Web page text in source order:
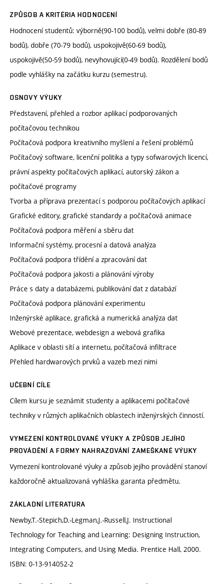
ZPŮSOB A KRITÉRIA HODNOCENÍ
Hodnocení studentů: výborně(90-100 bodů), velmi dobře (80-89
bodů), dobře (70-79 bodů), uspokojivě(60-69 bodů),
uspokojivě(50-59 bodů), nevyhovující(0-49 bodů). Rozdělení bodů
podle vyhlášky na začátku kurzu (semestru).
OSNOVY VÝUKY
Představení, přehled a rozbor aplikací podporovaných
počítačovou technikou
Počítačová podpora kreativního myšlení a řešení problémů
Počítačový software, licenční politika a typy sofwarových licencí,
právní aspekty počítačových aplikací, autorský zákon a
počítačové programy
Tvorba a příprava prezentací s podporou počítačových aplikací
Grafické editory, grafické standardy a počítačová animace
Počítačová podpora měření a sběru dat
Informační systémy, procesní a datová analýza
Počítačová podpora třídění a zpracování dat
Počítačová podpora jakosti a plánování výroby
Práce s daty a databázemi, publikování dat z databází
Počítačová podpora plánování experimentu
Inženýrské aplikace, grafická a numerická analýza dat
Webové prezentace, webdesign a webová grafika
Aplikace v oblasti sítí a internetu, počítačová infiltrace
Přehled hardwarových prvků a vazeb mezi nimi
UČEBNÍ CÍLE
Cílem kursu je seznámit studenty a aplikacemi počítačové
techniky v různých aplikačních oblastech inženýrských činností.
VYMEZENÍ KONTROLOVANÉ VÝUKY A ZPŮSOB JEJÍHO
PROVÁDĚNÍ A FORMY NAHRAZOVÁNÍ ZAMEŠKANÉ VÝUKY
Vymezení kontrolované výuky a způsob jejího provádění stanoví
každoročně aktualizovaná vyhláška garanta předmětu.
ZÁKLADNÍ LITERATURA
Newby,T.-Stepich,D.-Legman,J.-Russell,J. Instructional
Technology for Teaching and Learning: Designing Instruction,
Integrating Computers, and Using Media. Prentice Hall, 2000.
ISBN: 0-13-914052-2